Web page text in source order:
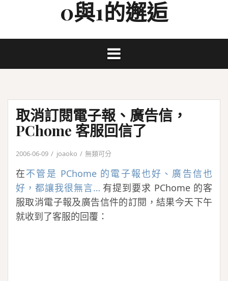
0與1的邂逅
取消訂閱電子報、廣告信，
PChome 客服回信了
2006-06-09 joaoko 無類可分
在不管是 PChome 的電子報也好、廣告信也
好，都讓我很無言… 有提到要求 PChome 的客
服取消電子報及廣告信件的訂閱，結果今天下午
就收到了客服的回覆：